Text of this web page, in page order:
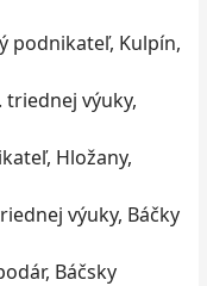
podnikateľ, Kulpín,
triednej výuky,
Hložany,
výuky, Báčky
Báčsky